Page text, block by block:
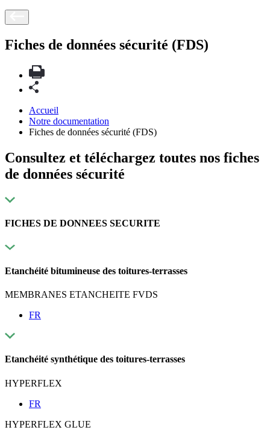
Fiches de données sécurité (FDS)
Accueil
Notre documentation
Fiches de données sécurité (FDS)
Consultez et téléchargez toutes nos fiches
de données sécurité
FICHES DE DONNEES SECURITE
Etanchéité bitumineuse des toitures-terrasses
MEMBRANES ETANCHEITE FVDS
FR
Etanchéité synthétique des toitures-terrasses
HYPERFLEX
FR
HYPERFLEX GLUE